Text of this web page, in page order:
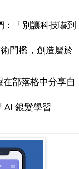
「別讓科技嚇到
門檻，創造屬於
部落格中分享自
AI 銀髮學習